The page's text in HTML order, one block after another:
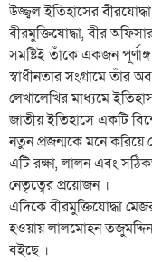
উজ্জ্বল ইতিহাসের
বীরমুক্তিযোদ্ধা, বীর
সমষ্টিই তাঁকে একজন পূর্ণাঙ্গ
স্বাধীনতার সংগ্রামে তাঁর
লেখালেখির মাধ্যমে
জাতীয় ইতিহাসে একটি
নতুন প্রজন্মকে মনে করিয়ে
এটি রক্ষা, লালন এবং
নেতৃত্বের প্রয়োজন ।
এদিকে বীরমুক্তিযোদ্ধা
হওয়ায় লালমোহন
বইছে ।